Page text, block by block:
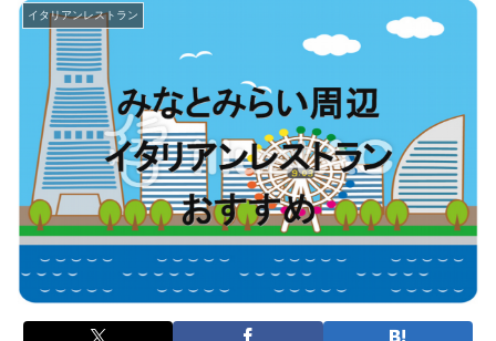
イタリアンレストラン